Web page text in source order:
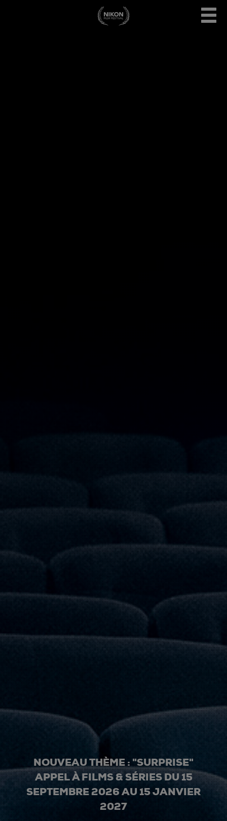
NOUVEAU THÈME : "SURPRISE"
APPEL À FILMS & SÉRIES DU 15
SEPTEMBRE 2026 AU 15 JANVIER
2027